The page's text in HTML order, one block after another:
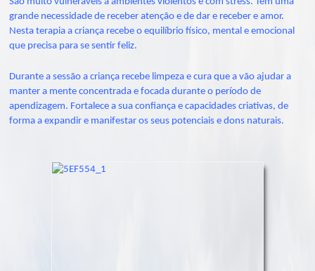
grande necessidade de receber atenção e de dar e receber e amor.
Nesta terapia a criança recebe o equilíbrio físico, mental e emocional
que precisa para se sentir feliz.
Durante a sessão a criança recebe limpeza e cura que a vão ajudar a
manter a mente concentrada e focada durante o período de
apendizagem. Fortalece a sua confiança e capacidades criativas, de
forma a expandir e manifestar os seus potenciais e dons naturais.